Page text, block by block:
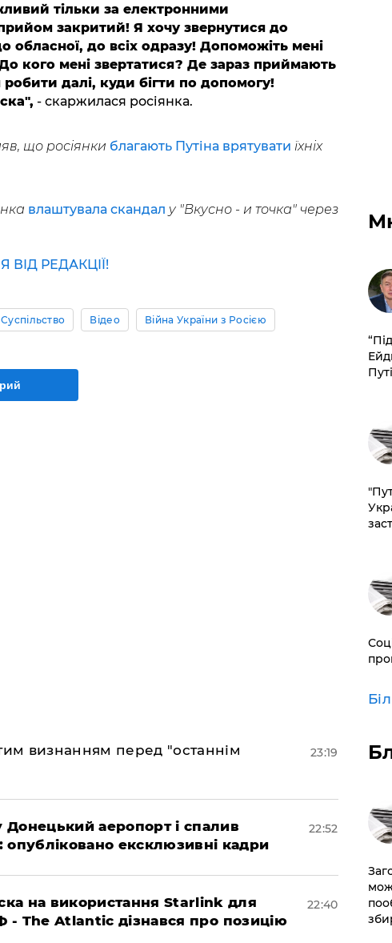
тільки за електронними
закритий! Я хочу звернутися до
обласної, до всіх одразу! Допоможіть мені
кого мені звертатися? Де зараз приймають
далі, куди бігти по допомогу!
- скаржилася росіянка.
що росіянки благають Путіна врятувати їхніх
влаштувала скандал у "Вкусно - и точка" через
РЕДАКЦІЇ!
Суспільство Відео Війна України з Росією
визнанням перед "останнім
23:19
аеропорт і спалив
ексклюзивні кадри
22:52
на використання Starlink для
- The Atlantic дізнався про позицію
22:40